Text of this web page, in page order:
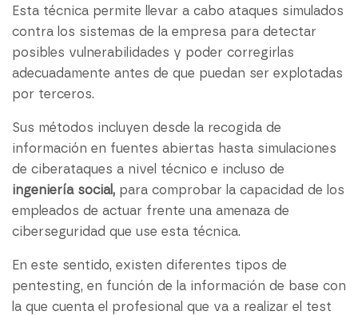
Esta técnica permite llevar a cabo ataques simulados
contra los sistemas de la empresa para detectar
posibles vulnerabilidades y poder corregirlas
adecuadamente antes de que puedan ser explotadas
por terceros.
Sus métodos incluyen desde la recogida de
información en fuentes abiertas hasta simulaciones
de ciberataques a nivel técnico e incluso de
ingeniería social, para comprobar la capacidad de los
empleados de actuar frente una amenaza de
ciberseguridad que use esta técnica.
En este sentido, existen diferentes tipos de
pentesting, en función de la información de base con
la que cuenta el profesional que va a realizar el test